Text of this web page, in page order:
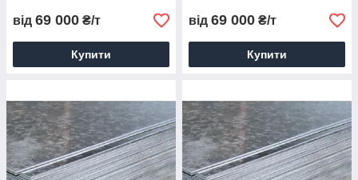
від 69 000 ₴/т
Купити
від 69 000 ₴/т
Купити